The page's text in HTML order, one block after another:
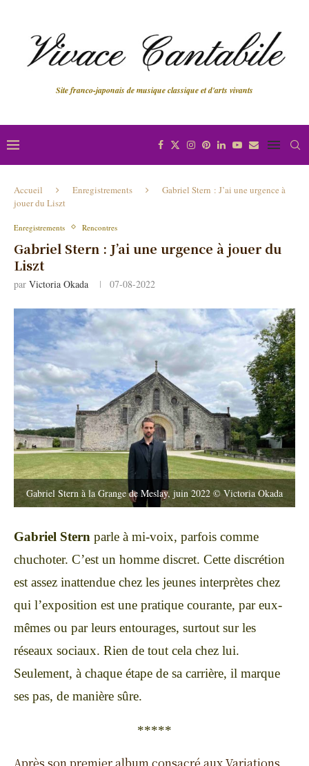
Site franco-japonais de musique classique et d'arts vivants
Accueil Enregistrements
Gabriel Stern : J’ai une urgence à
jouer du Liszt
Enregistrements Rencontres
Gabriel Stern : J’ai une urgence à jouer du
Liszt
par Victoria Okada 07-08-2022
Gabriel Stern à la Grange de Meslay, juin 2022 © Victoria Okada
Gabriel Stern parle à mi-voix, parfois comme
chuchoter. C’est un homme discret. Cette discrétion
est assez inattendue chez les jeunes interprètes chez
qui l’exposition est une pratique courante, par eux-
mêmes ou par leurs entourages, surtout sur les
réseaux sociaux. Rien de tout cela chez lui.
Seulement, à chaque étape de sa carrière, il marque
ses pas, de manière sûre.
*****
Après son premier album consacré aux Variations